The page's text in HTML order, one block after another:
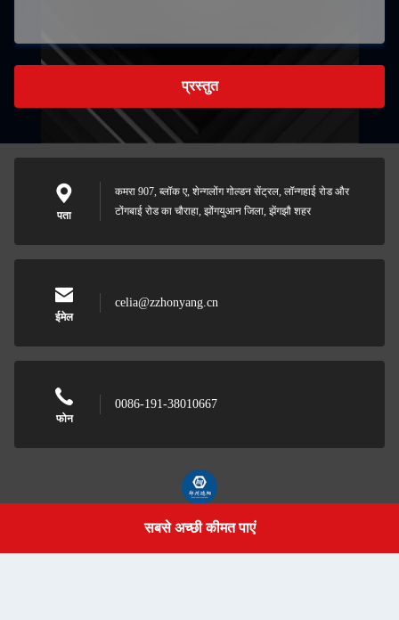
सबसे अच्छी कीमत पाएं
प्रस्तुत
पता
कमरा 907, ब्लॉक ए, शेन्गलोंग गोल्डन सेंट्रल, लॉन्गहाई रोड और
टोंगबाई रोड का चौराहा, झोंगयुआन जिला, झेंगझौ शहर
ईमेल
celia@zzhonyang.cn
फोन
0086-191-38010667
Zhengzhou Hongyang Automobile Sales Service
Co., Ltd.
Get a Quote